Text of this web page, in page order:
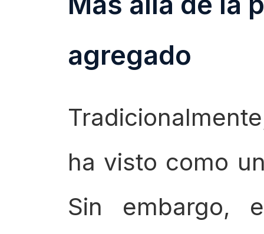
agregado
ha visto como
Sin embargo,